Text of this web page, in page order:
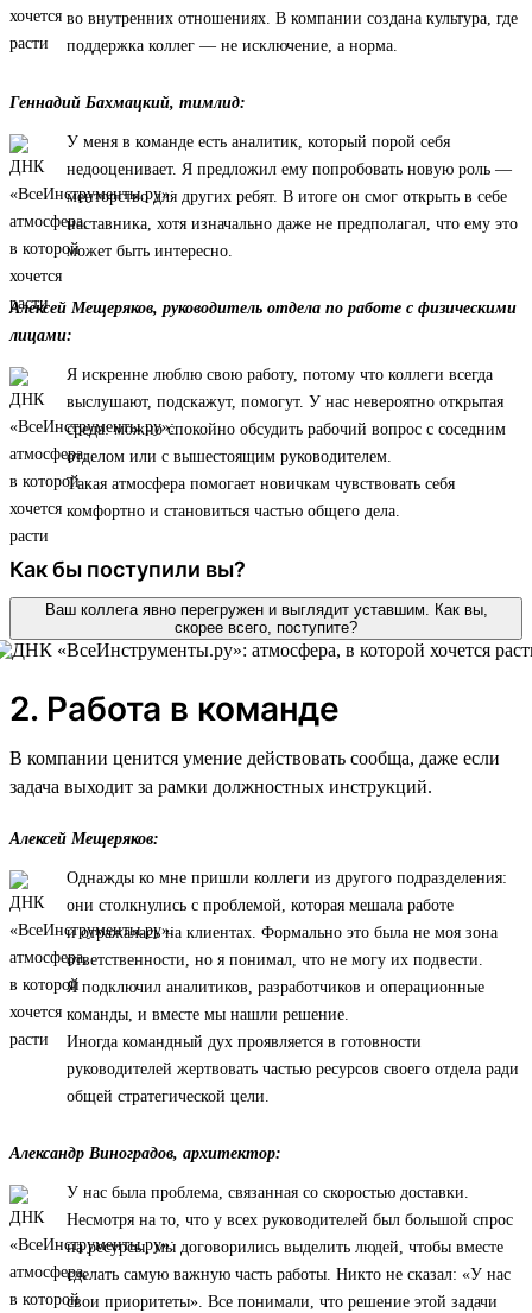
во внутренних отношениях. В компании создана культура, где
поддержка коллег — не исключение, а норма.
Геннадий Бахмацкий, тимлид:
У меня в команде есть аналитик, который порой себя
недооценивает. Я предложил ему попробовать новую роль —
менторство для других ребят. В итоге он смог открыть в себе
наставника, хотя изначально даже не предполагал, что ему это
может быть интересно.
Алексей Мещеряков, руководитель отдела по работе с физическими
лицами:
Я искренне люблю свою работу, потому что коллеги всегда
выслушают, подскажут, помогут. У нас невероятно открытая
среда: можно спокойно обсудить рабочий вопрос с соседним
отделом или с вышестоящим руководителем.
Такая атмосфера помогает новичкам чувствовать себя
комфортно и становиться частью общего дела.
Как бы поступили вы?
Ваш коллега явно перегружен и выглядит уставшим. Как вы,
скорее всего, поступите?
2. Работа в команде
В компании ценится умение действовать сообща, даже если
задача выходит за рамки должностных инструкций.
Алексей Мещеряков:
Однажды ко мне пришли коллеги из другого подразделения:
они столкнулись с проблемой, которая мешала работе
и отражалась на клиентах. Формально это была не моя зона
ответственности, но я понимал, что не могу их подвести.
Я подключил аналитиков, разработчиков и операционные
команды, и вместе мы нашли решение.
Иногда командный дух проявляется в готовности
руководителей жертвовать частью ресурсов своего отдела ради
общей стратегической цели.
Александр Виноградов, архитектор:
У нас была проблема, связанная со скоростью доставки.
Несмотря на то, что у всех руководителей был большой спрос
на ресурсы, мы договорились выделить людей, чтобы вместе
сделать самую важную часть работы. Никто не сказал: «У нас
свои приоритеты». Все понимали, что решение этой задачи